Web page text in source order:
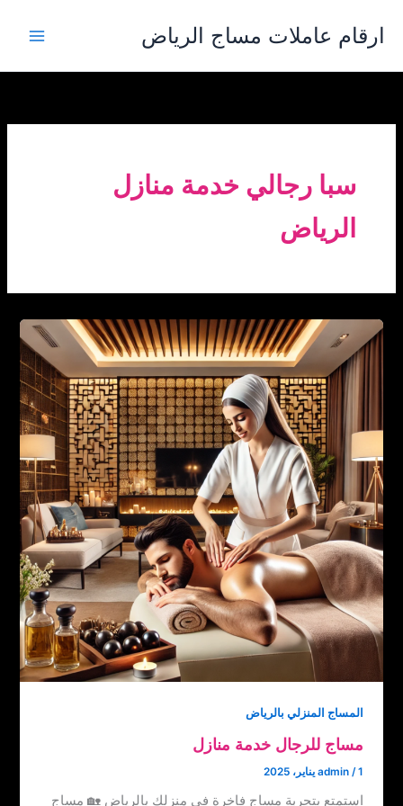
المحتوى
ارقام عاملات مساج الرياض
سبا رجالي خدمة منازل
الرياض
المساج المنزلي بالرياض
مساج للرجال خدمة منازل
admin /1 يناير، 2025
استمتع بتجربة مساج فاخرة في منزلك بالرياض 🏡 مساج